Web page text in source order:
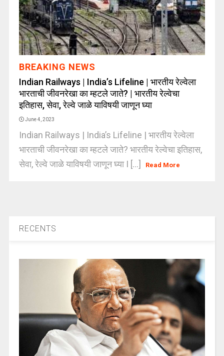
BREAKING NEWS
Indian Railways | India’s Lifeline | भारतीय रेल्वेला
भारताची जीवनरेखा का म्हटले जाते? | भारतीय रेल्वेचा
इतिहास, सेवा, रेल्वे जाळे याविषयी जाणून घ्या
June 4, 2023
Indian Railways | India’s Lifeline | भारतीय रेल्वेला
भारताची जीवनरेखा का म्हटले जाते? भारतीय रेल्वेचा इतिहास,
सेवा, रेल्वे जाळे याविषयी जाणून घ्या I [...]
Read More
RECENTS